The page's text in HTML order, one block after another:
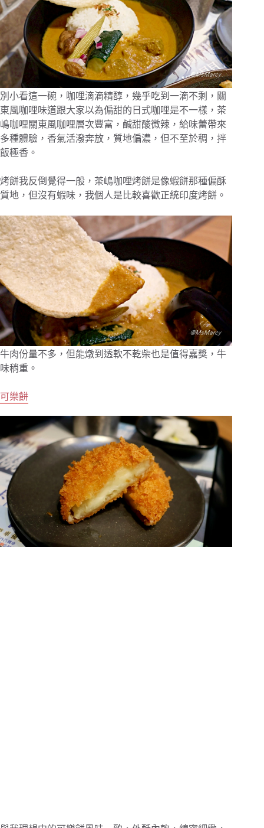
別小看這一碗，咖哩滴滴精醇，幾乎吃到一滴不剩，關
東風咖哩味道跟大家以為偏甜的日式咖哩是不一樣，茶
嶋咖哩關東風咖哩層次豐富，鹹甜酸微辣，給味蕾帶來
多種體驗，香氣活潑奔放，質地偏濃，但不至於稠，拌
飯極香。
烤餅我反倒覺得一般，茶嶋咖哩烤餅是像蝦餅那種偏酥
質地，但沒有蝦味，我個人是比較喜歡正統印度烤餅。
牛肉份量不多，但能燉到透軟不乾柴也是值得嘉獎，牛
味稍重。
可樂餅